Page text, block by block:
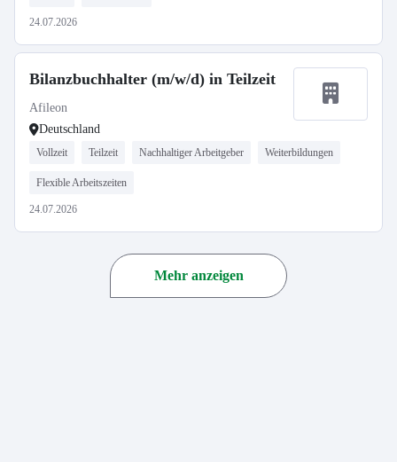
24.07.2026
Bilanzbuchhalter (m/w/d) in Teilzeit
Afileon
Deutschland
Vollzeit Teilzeit Nachhaltiger Arbeitgeber Weiterbildungen
Flexible Arbeitszeiten
24.07.2026
Mehr anzeigen